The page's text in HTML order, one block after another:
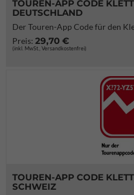
TOUREN-APP CODE
DEUTSCHLAND
Der Touren-App Code für den
Preis: 29,70 €
(inkl. MwSt., Versandkostenfrei)
TOUREN-APP CODE
SCHWEIZ